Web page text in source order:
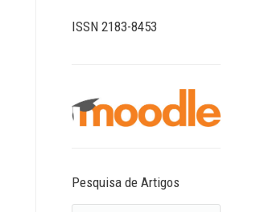
ISSN 2183-8453
Pesquisa de Artigos